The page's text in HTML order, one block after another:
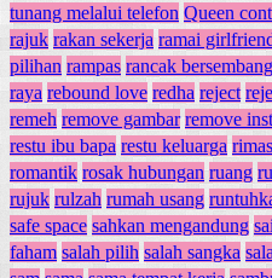
tunang melalui telefon Queen
rajuk rakan sekerja ramai
pilihan rampas rancak bersembang
raya rebound love redha reject
remeh remove gambar remove
restu ibu bapa restu keluarga rimas
romantik rosak hubungan ruang
rujuk rulzah rumah usang
safe space sahkan mengandung
faham salah pilih salah sangka